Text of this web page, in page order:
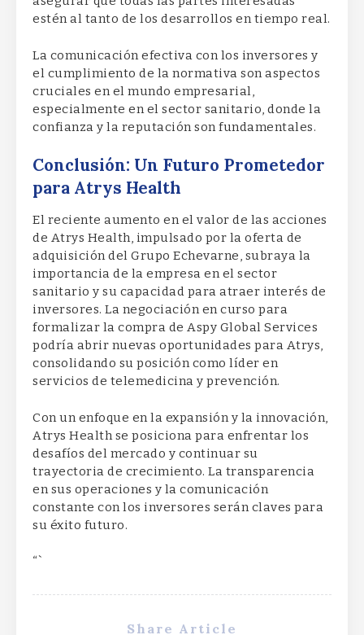
estén al tanto de los desarrollos en tiempo real.
La comunicación efectiva con los inversores y
el cumplimiento de la normativa son aspectos
cruciales en el mundo empresarial,
especialmente en el sector sanitario, donde la
confianza y la reputación son fundamentales.
Conclusión: Un Futuro Prometedor
para Atrys Health
El reciente aumento en el valor de las acciones
de Atrys Health, impulsado por la oferta de
adquisición del Grupo Echevarne, subraya la
importancia de la empresa en el sector
sanitario y su capacidad para atraer interés de
inversores. La negociación en curso para
formalizar la compra de Aspy Global Services
podría abrir nuevas oportunidades para Atrys,
consolidando su posición como líder en
servicios de telemedicina y prevención.
Con un enfoque en la expansión y la innovación,
Atrys Health se posiciona para enfrentar los
desafíos del mercado y continuar su
trayectoria de crecimiento. La transparencia
en sus operaciones y la comunicación
constante con los inversores serán claves para
su éxito futuro.
“`
Share Article